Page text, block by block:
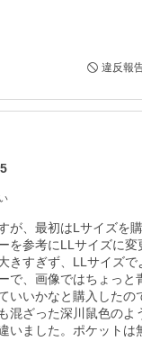
違反報
5
が、最初はLサイズを
を参考にLLサイズに変
きすぎず、LLサイズで
で、画像ではちょっと
いいかなと購入したの
混ざった深川鼠色のよ
いました。ポケットは